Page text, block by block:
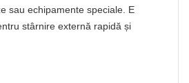
sau echipamente speciale. E
stârnire externă rapidă și